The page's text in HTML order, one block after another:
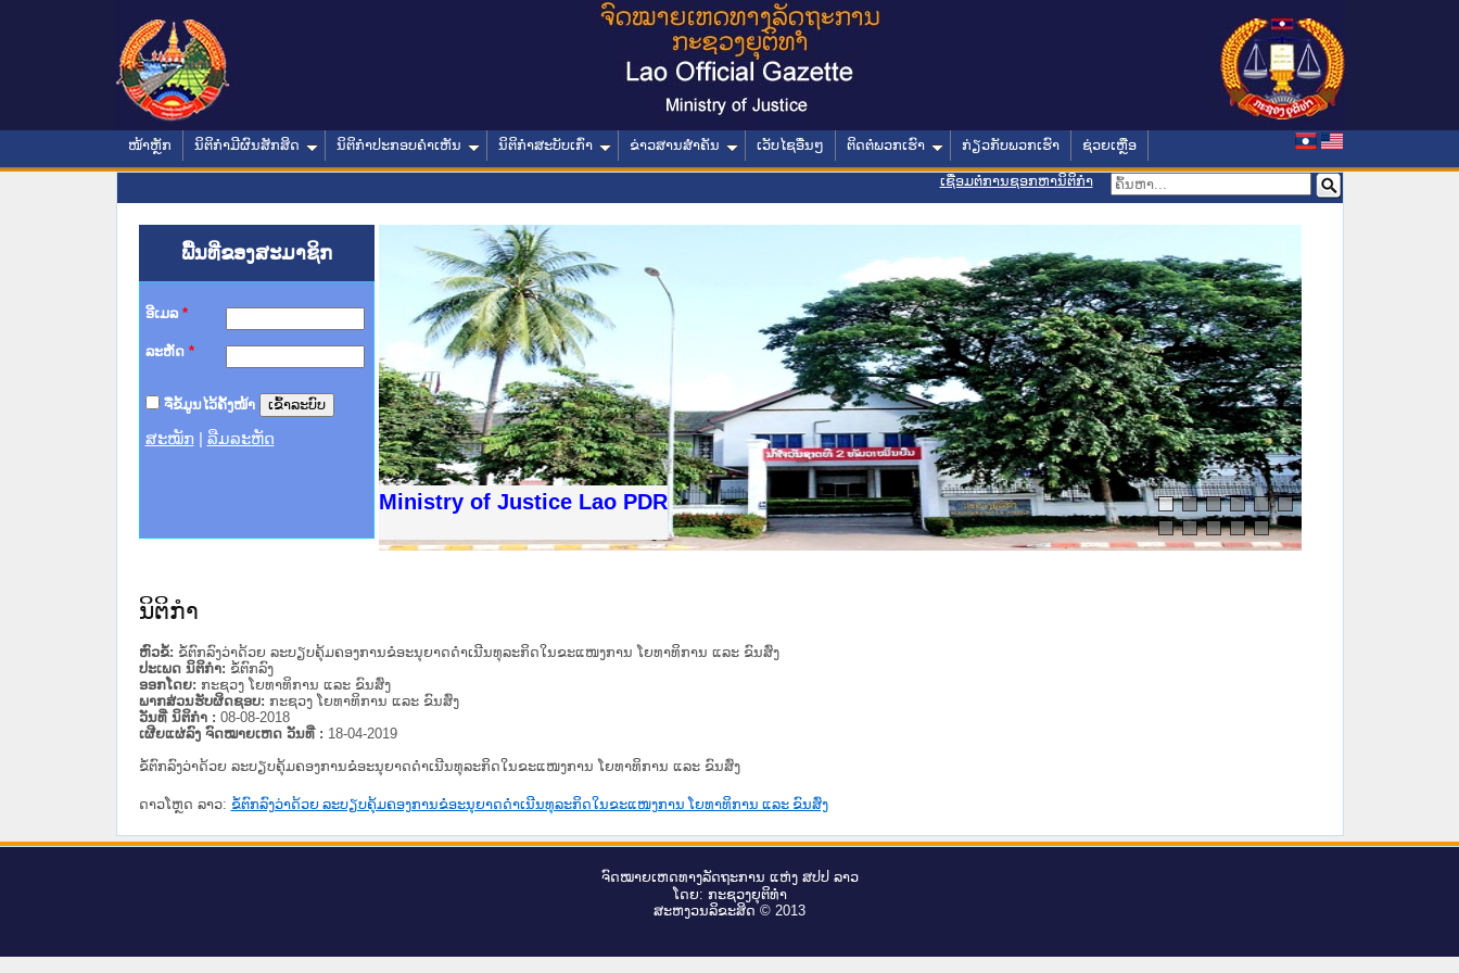
ໜ້າຫຼັກ ນິຕິກໍາມີຜົນສັກສິດ ນິຕິກໍາປະກອບຄໍາເຫັນ ນິຕິກໍາສະບັບເກົ່າ ຂ່າວສານສໍາຄັນ ເວັບໄຊອື່ນໆ ຕິດຕໍ່ພວກເຮົາ ກ່ຽວກັບພວກເຮົາ ຊ່ວຍເຫຼືອ
ເຊື່ອມຕໍ່ການຊອກຫານິຕິກຳ
ພື້ນທີ່ຂອງສະມາຊິກ
ອີເມລ *
ລະຫັດ *
ຈື່ຂໍ້ມູນໄວ້ຄັ້ງໜ້າ
ສະໝັກ ລືມລະຫັດ
Ministry of Justice Lao PDR
ານສະພາປະຊາຊົນ ພາກເໜືອ
ທາງລັດຖະການ
ສຳລັບ ພາກກາງ
ສຳລັບ ພາກໃຕ້
ວິທະຍາຄານຕຳຫຼວດປະຊາຊົນ
ວິທະຍາຄານສັນຕິບານປະຊາຊົນ
ຂັ້ນແຂວງພາກເໜືອ
ານສະພາປະຊາຊົນ ພາກກາງ
ນິຕິກໍາ
ຫົວຂໍ້: ຂໍ້ຕົກລົງວ່າດ້ວຍ ລະບຽບຄຸ້ມຄອງການຂໍອະນຸຍາດດຳເນີນທຸລະກິດໃນຂະແໜງການ ໂຍທາທິການ ແລະ ຂົນສົ່ງ
ປະເພດ ນິຕິກໍາ: ຂໍ້ຕົກລົງ
ອອກໂດຍ: ກະຊວງ ໂຍທາທິການ ແລະ ຂົນສົ່ງ
ພາກສ່ວນຮັບຜິດຊອບ: ກະຊວງ ໂຍທາທິການ ແລະ ຂົນສົ່ງ
ວັນທີ່ ນິຕິກໍາ : 08-08-2018
ເຜີຍແຜ່ລົງ ຈົດໝາຍເຫດ ວັນທີ່ : 18-04-2019
ຂໍ້ຕົກລົງວ່າດ້ວຍ ລະບຽບຄຸ້ມຄອງການຂໍອະນຸຍາດດຳເນີນທຸລະກິດໃນຂະແໜງການ ໂຍທາທິການ ແລະ ຂົນສົ່ງ
ດາວໂຫຼດ ລາວ: ຂໍ້ຕົກລົງວ່າດ້ວຍ ລະບຽບຄຸ້ມຄອງການຂໍອະນຸຍາດດຳເນີນທຸລະກິດໃນຂະແໜງການ ໂຍທາທິການ ແລະ ຂົນສົ່ງ
ຈົດ​ໝາຍ​ເຫດ​ທາງ​ລັດ​ຖະ​ການ ແຫ່ງ ສ​ປ​ປ ລາວ
ໂດຍ: ກະ​ຊວງຍຸ​ຕິ​ທຳ
ສະ​ຫງວນ​ລິ​ຂະ​ສິດ © 2013